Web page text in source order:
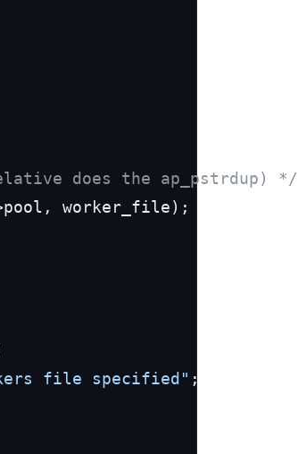
does the ap_pstrdup) */
worker_file);
file specified" ;